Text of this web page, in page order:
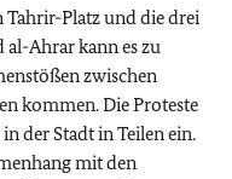
Tahrir-Platz und die drei
Ahrar kann es zu
zwischen
kommen. Die Proteste
der Stadt in Teilen ein.
mit den